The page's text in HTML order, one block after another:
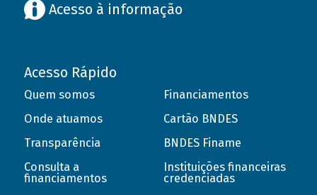
Acesso à informação
Acesso Rápido
Quem somos
Onde atuamos
Transparência
Consulta a
financiamentos
Financiamentos
Cartão BNDES
BNDES Finame
Instituições financeiras
credenciadas